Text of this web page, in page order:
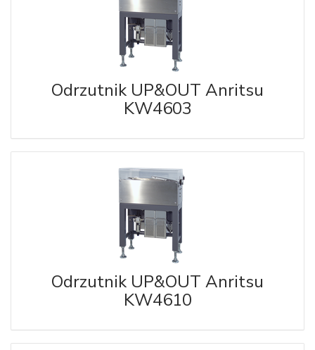
Odrzutnik UP&OUT Anritsu
KW4603
Odrzutnik UP&OUT Anritsu
KW4610